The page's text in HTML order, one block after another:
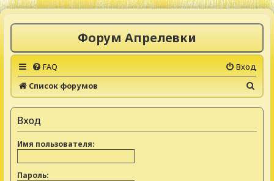
Форум Апрелевки
FAQ
Вход
Список форумов
о
с
Вход
Имя пользователя:
Пароль: